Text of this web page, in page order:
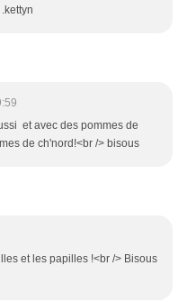
et avec des pommes de
de ch'nord!<br /> bisous
et les papilles !<br /> Bisous